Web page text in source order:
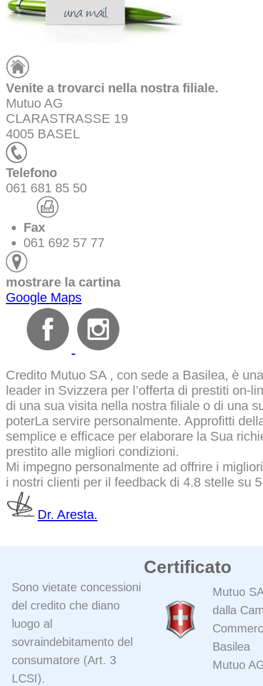
Venite a trovarci nella nostra filiale.
Mutuo AG
CLARASTRASSE 19
4005 BASEL
Telefono
061 681 85 50
Fax
061 692 57 77
mostrare la cartina
Google Maps
Credito Mutuo SA , con sede a Basilea, è
leader in Svizzera per l’offerta di prestiti on-
di una sua visita nella nostra filiale o di una
poterLa servire personalmente. Approfitti
semplice e efficace per elaborare la Sua
prestito alle migliori condizioni.
Mi impegno personalmente ad offrire i
i nostri clienti per il feedback di 4.8 stelle su 5
Dr. Aresta.
Sono vietate concessioni
del credito che diano
luogo al
sovraindebitamento del
consumatore (Art. 3
LCSI).
Certificato
Mutuo
dalla
Basilea
Mutuo